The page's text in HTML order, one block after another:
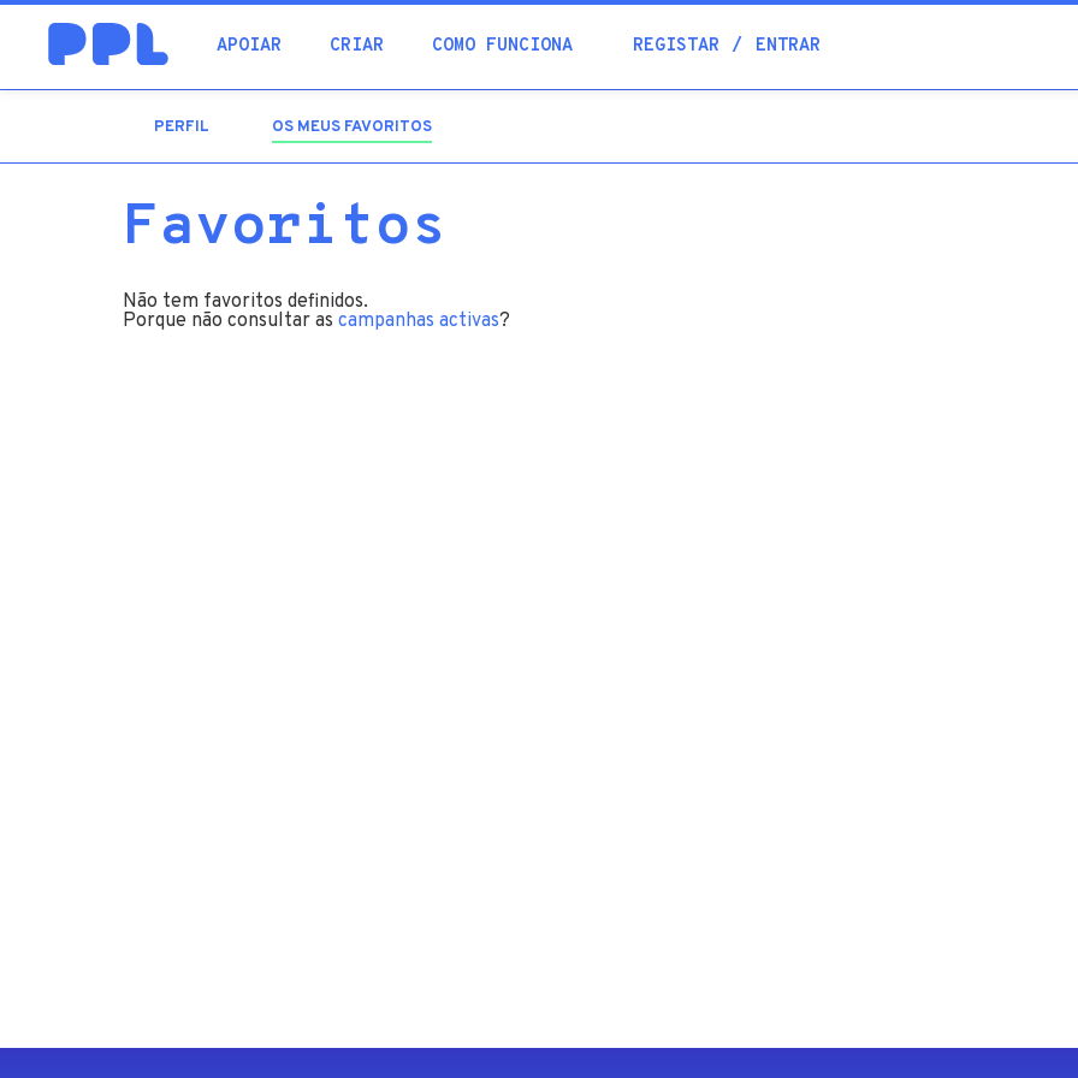
APOIAR CRIAR COMO FUNCIONA REGISTAR ENTRAR
procura
PERFIL OS MEUS FAVORITOS
Favoritos
Não tem favoritos definidos.
Porque não consultar as campanhas activas?